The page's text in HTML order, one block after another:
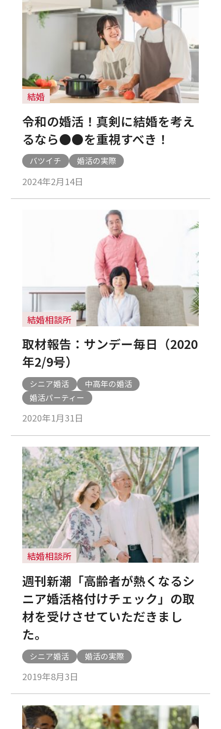
結婚
令和の婚活！真剣に結婚を考え
るなら●●を重視すべき！
バツイチ 婚活の実際
2024年2月14日
結婚相談所
取材報告：サンデー毎日（2020
年2/9号）
シニア婚活
中高年の婚活
婚活パーティー
2020年1月31日
結婚相談所
週刊新潮「高齢者が熱くなるシ
ニア婚活格付けチェック」の取
材を受けさせていただきまし
た。
シニア婚活 婚活の実際
2019年8月3日